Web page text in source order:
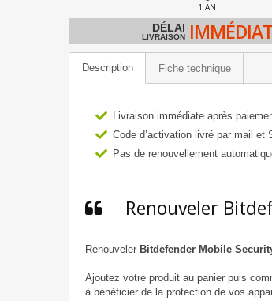
1 AN
DÉLAI
LIVRAISON IMMÉDIAT
Description Fiche technique
Livraison immédiate après
Code d’activation livré par mail et
Pas de renouvellement
Renouveler
Renouveler Bitdefender Mobile
Ajoutez votre produit au panier puis
à bénéficier de la protection de vos